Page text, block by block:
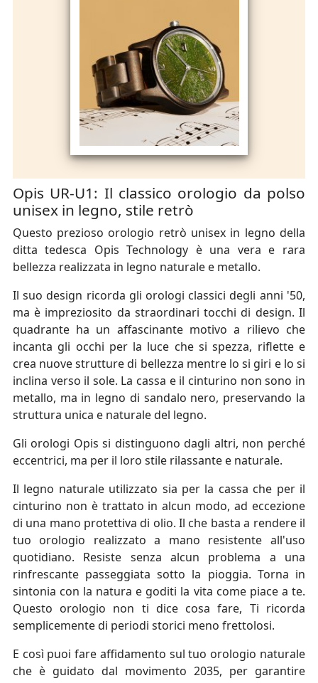
Opis UR-U1: Il classico orologio da polso
unisex in legno, stile retrò
Questo prezioso orologio retrò unisex in legno della
ditta tedesca Opis Technology è una vera e rara
bellezza realizzata in legno naturale e metallo.
Il suo design ricorda gli orologi classici degli anni '50,
ma è impreziosito da straordinari tocchi di design. Il
quadrante ha un affascinante motivo a rilievo che
incanta gli occhi per la luce che si spezza, riflette e
crea nuove strutture di bellezza mentre lo si giri e lo si
inclina verso il sole. La cassa e il cinturino non sono in
metallo, ma in legno di sandalo nero, preservando la
struttura unica e naturale del legno.
Gli orologi Opis si distinguono dagli altri, non perché
eccentrici, ma per il loro stile rilassante e naturale.
Il legno naturale utilizzato sia per la cassa che per il
cinturino non è trattato in alcun modo, ad eccezione
di una mano protettiva di olio. Il che basta a rendere il
tuo orologio realizzato a mano resistente all'uso
quotidiano. Resiste senza alcun problema a una
rinfrescante passeggiata sotto la pioggia. Torna in
sintonia con la natura e goditi la vita come piace a te.
Questo orologio non ti dice cosa fare, Ti ricorda
semplicemente di periodi storici meno frettolosi.
E così puoi fare affidamento sul tuo orologio naturale
che è guidato dal movimento 2035, per garantire